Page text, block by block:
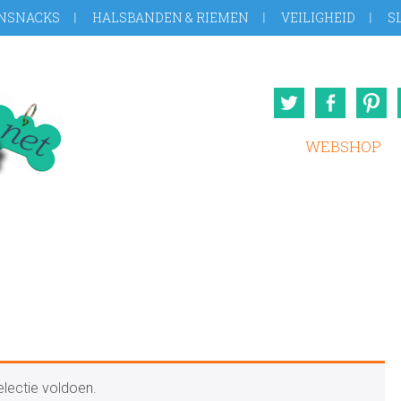
HALSBANDEN & RIEMEN VEILIGHEID
Twitter
WEBSHOP
voldoen.